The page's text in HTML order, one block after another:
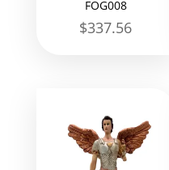
FOG008
$337.56